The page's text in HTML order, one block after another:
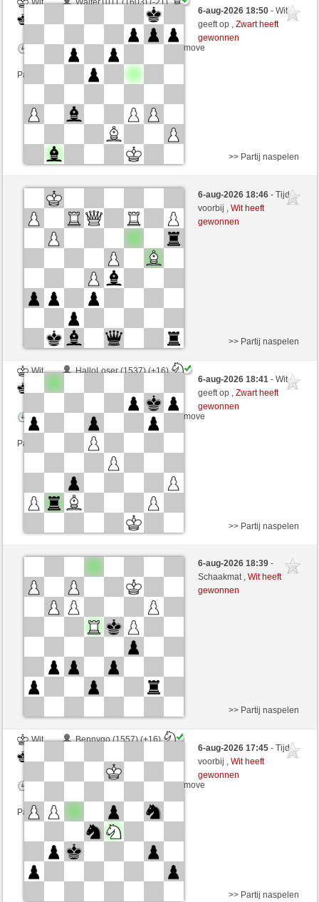
Wit
Walter1011 (1603) (-21)
Lakaz (1500) (+21)
Speelduur: 2 minutes/side + 0 seconds/move
Partij telt mee voor de ranglijst
6-aug-2026 18:50- Wit
geeft op ,Zwart heeft
gewonnen
Zwart
FreedomForIran (1526) (+15)
Speelduur: 3 minutes/side + 0 seconds/move
Partij telt mee voor de ranglijst
>> Partij naspelen
6-aug-2026 18:46- Tijd
voorbij ,Wit heeft
gewonnen
Wit
HalloLoser (1537) (+16)
Zwart
Speelduur: 2 minutes/side + 0 seconds/move
Partij telt mee voor de ranglijst
>> Partij naspelen
6-aug-2026 18:41- Wit
geeft op ,Zwart heeft
gewonnen
Zwart
Bennygo (1573) (+15)
Lakaz (1546) (-15)
Speelduur: 3 minutes/side + 0 seconds/move
Partij telt mee voor de ranglijst
>> Partij naspelen
6-aug-2026 18:39-
Schaakmat ,Wit heeft
gewonnen
Wit
Bennygo (1557) (+16)
Speelduur: 3 minutes/side + 0 seconds/move
Partij telt mee voor de ranglijst
>> Partij naspelen
6-aug-2026 17:45- Tijd
voorbij ,Wit heeft
gewonnen
>> Partij naspelen